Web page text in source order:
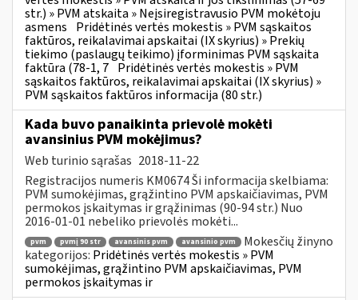
str.) » PVM atskaita » Neįsiregistravusio PVM mokėtoju
asmens Pridėtinės vertės mokestis » PVM sąskaitos
faktūros, reikalavimai apskaitai (IX skyrius) » Prekių
tiekimo (paslaugų teikimo) įforminimas PVM sąskaita
faktūra (78-1, 7 Pridėtinės vertės mokestis » PVM
sąskaitos faktūros, reikalavimai apskaitai (IX skyrius) »
PVM sąskaitos faktūros informacija (80 str.)
Kada buvo panaikinta prievolė mokėti
avansinius PVM mokėjimus?
Web turinio sąrašas 2018-11-22
Registracijos numeris KM0674 Ši informacija skelbiama:
PVM sumokėjimas, grąžintino PVM apskaičiavimas, PVM
permokos įskaitymas ir grąžinimas (90-94 str.) Nuo
2016-01-01 nebeliko prievolės mokėti...
pvm pvmį 90 str avansinis pvm avansinio pvm
Mokesčių žinyno
kategorijos: Pridėtinės vertės mokestis » PVM
sumokėjimas, grąžintino PVM apskaičiavimas, PVM
permokos įskaitymas ir